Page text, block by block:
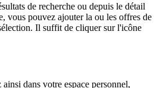
de recherche ou depuis le détail
vous pouvez ajouter la ou les offres de
Il suffit de cliquer sur l'icône
dans votre espace personnel,